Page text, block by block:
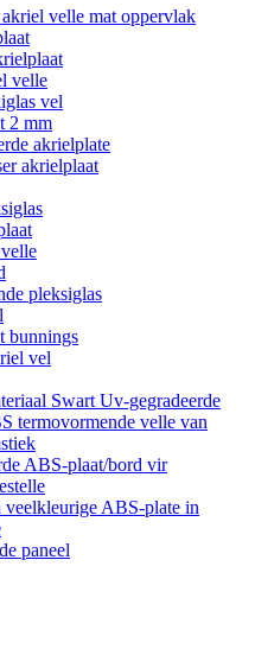
velle mat oppervlak
velle
vel
2 mm
akrielplate
akrielplaat
pleksiglas
bunnings
vel
Swart Uv-gegradeerde
termovormende velle van
ABS-plaat/bord vir
veelkleurige ABS-plate in
paneel